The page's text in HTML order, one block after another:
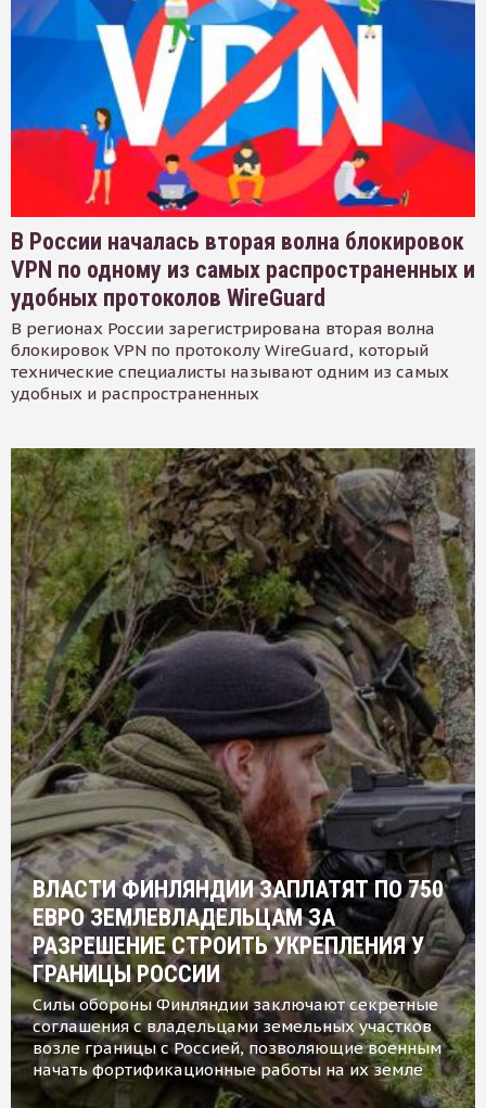
В России началась вторая волна блокировок
VPN по одному из самых распространенных и
удобных протоколов WireGuard
В регионах России зарегистрирована вторая волна
блокировок VPN по протоколу WireGuard, который
технические специалисты называют одним из самых
удобных и распространенных
ВЛАСТИ ФИНЛЯНДИИ ЗАПЛАТЯТ ПО 750
ЕВРО ЗЕМЛЕВЛАДЕЛЬЦАМ ЗА
РАЗРЕШЕНИЕ СТРОИТЬ УКРЕПЛЕНИЯ У
ГРАНИЦЫ РОССИИ
Силы обороны Финляндии заключают секретные
соглашения с владельцами земельных участков
возле границы с Россией, позволяющие военным
начать фортификационные работы на их земле